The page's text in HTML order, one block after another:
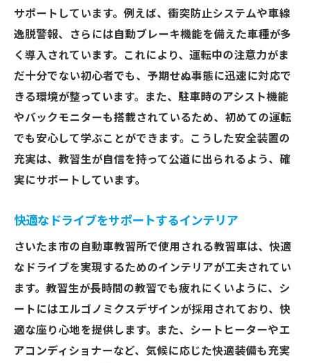
サポートしています。例えば、衝突防止システムや車線
逸脱警報、さらには自動ブレーキ機能を備えた車種が多
く導入されています。これにより、運転中の注意力がま
だ十分でない初心者でも、予期せぬ事態に迅速に対応で
きる環境が整っています。また、駐車時のアシスト機能
やバックモニターも搭載されているため、初めての運転
でも安心して学ぶことができます。こうした安全装置の
充実は、教習生が自信を持って公道に出られるよう、確
実にサポートしています。
快適なドライブをサポートするインテリア
さいたま市の自動車教習所で使用される教習車は、快適
なドライブを実現するためのインテリアが工夫されてい
ます。教習生が長時間の教習でも疲れにくいように、シ
ートにはエルゴノミクスデザインが採用されており、快
適な座り心地を提供します。また、シートヒーターやエ
アコンディショナーなど、気候に応じた快適装備も充実